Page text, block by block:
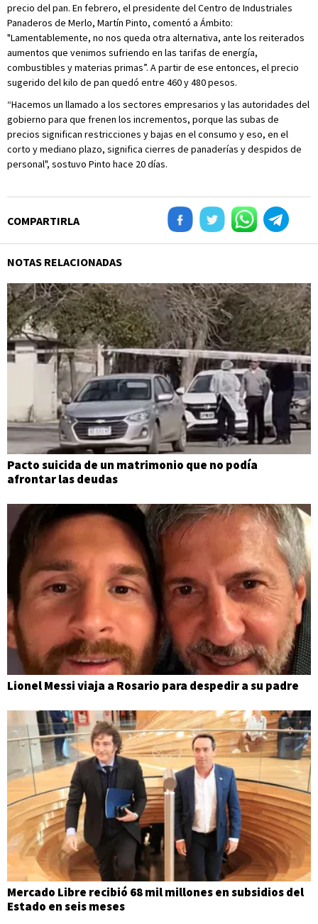
precio del pan. En febrero, el presidente del Centro de Industriales
Panaderos de Merlo, Martín Pinto, comentó a Ámbito:
"Lamentablemente, no nos queda otra alternativa, ante los reiterados
aumentos que venimos sufriendo en las tarifas de energía,
combustibles y materias primas”. A partir de ese entonces, el precio
sugerido del kilo de pan quedó entre 460 y 480 pesos.
“Hacemos un llamado a los sectores empresarios y las autoridades del
gobierno para que frenen los incrementos, porque las subas de
precios significan restricciones y bajas en el consumo y eso, en el
corto y mediano plazo, significa cierres de panaderías y despidos de
personal", sostuvo Pinto hace 20 días.
COMPARTIRLA
NOTAS RELACIONADAS
Pacto suicida de un matrimonio que no podía
afrontar las deudas
Lionel Messi viaja a Rosario para despedir a su padre
Mercado Libre recibió 68 mil millones en subsidios del
Estado en seis meses